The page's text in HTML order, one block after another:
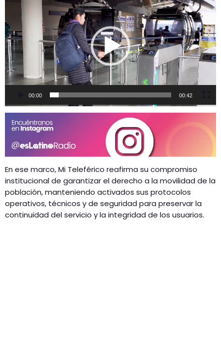
e
r
o
d
u
c
t
r
e
o
00:00 00:42
En ese marco, Mi Teleférico reafirma su compromiso
institucional de garantizar el derecho a la movilidad de la
población, manteniendo activados sus protocolos
operativos, técnicos y de seguridad para preservar la
continuidad del servicio y la integridad de los usuarios.